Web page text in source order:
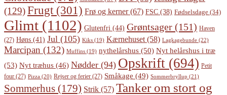
(129)Frugt(301) Frø og kerner(67) FSC (38) Fødselsdage (34)
Glimt (1102) Glutenfri (44) Grøntsager (151) Haven
(27) Høns (41) Jul (105) Kiks (19) Kærnehuset (58) Lagkagebunde (22)
Marcipan (132) Muffins (19) nythelårshus (50) Nyt helårshus i træ
(53) Nyt træhus (46) Nødder (94) Opskrift (694) Petit
four (27) Pizza (20) Rejser og ferier (27) Småkage (49) Sommerbryllup (21)
Sommerhus (179) Strik (57) Tanker om stort og